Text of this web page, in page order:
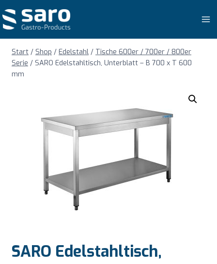
Inhalt
springen
Start / Shop / Edelstahl / Tische 600er / 700er / 800er
Serie / SARO Edelstahltisch, Unterblatt – B 700 x T 600
mm
SARO Edelstahltisch,